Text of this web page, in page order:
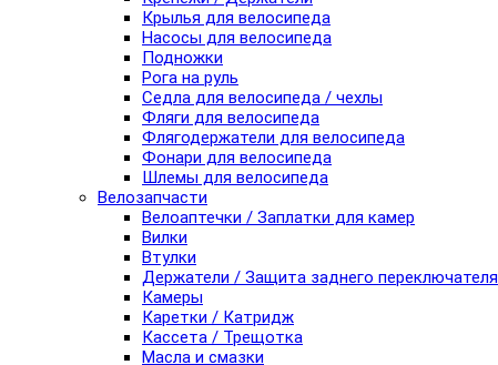
Крылья для велосипеда
Насосы для велосипеда
Подножки
Рога на руль
Седла для велосипеда / чехлы
Фляги для велосипеда
Флягодержатели для велосипеда
Фонари для велосипеда
Шлемы для велосипеда
Велозапчасти
Велоаптечки / Заплатки для камер
Вилки
Втулки
Держатели / Защита заднего переключателя
Камеры
Каретки / Катридж
Кассета / Трещотка
Масла и смазки